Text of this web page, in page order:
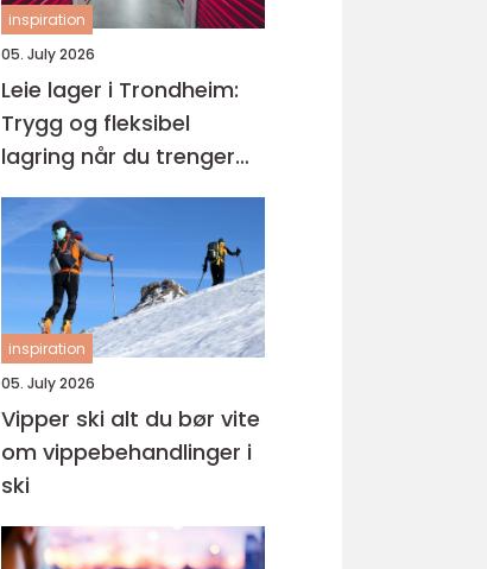
inspiration
05. July 2026
Leie lager i Trondheim:
Trygg og fleksibel
lagring når du trenger
det
inspiration
05. July 2026
Vipper ski alt du bør vite
om vippebehandlinger i
ski